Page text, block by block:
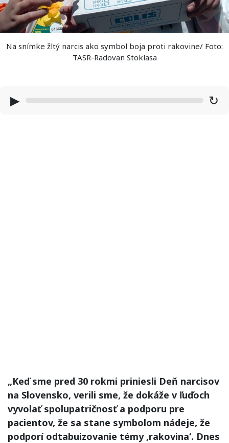
Na snímke žltý narcis ako symbol boja proti rakovine/ Foto:
TASR-Radovan Stoklasa
▶ ↻
„Keď sme pred 30 rokmi priniesli Deň narcisov
na Slovensko, verili sme, že dokáže v ľuďoch
vyvolať spolupatričnosť a podporu pre
pacientov, že sa stane symbolom nádeje, že
podporí odtabuizovanie témy ‚rakovina‘. Dnes